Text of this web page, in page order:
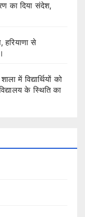
का दिया संदेश,
हरियाणा से
में विद्यार्थियों को
के स्थिति का